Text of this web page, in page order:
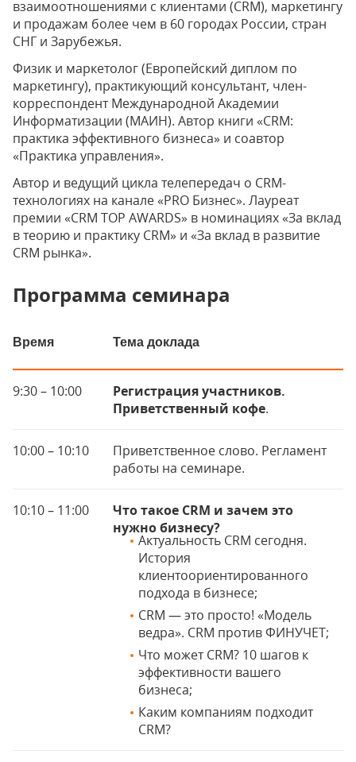
взаимоотношениями с клиентами (CRM), маркетингу
и продажам более чем в 60 городах России, стран
СНГ и Зарубежья.
Физик и маркетолог (Европейский диплом по
маркетингу), практикующий консультант, член-
корреспондент Международной Академии
Информатизации (МАИН). Автор книги «CRM:
практика эффективного бизнеса» и соавтор
«Практика управления».
Автор и ведущий цикла телепередач о CRM-
технологиях на канале «PRO Бизнес». Лауреат
премии «CRM TOP AWARDS» в номинациях «За вклад
в теорию и практику CRM» и «За вклад в развитие
CRM рынка».
Программа семинара
Время Тема доклада
9:30 – 10:00
Регистрация участников.
Приветственный кофе.
10:00 – 10:10
Приветственное слово. Регламент
работы на семинаре.
10:10 – 11:00
Что такое CRM и зачем это
нужно бизнесу?
Актуальность CRM сегодня.
История
клиентоориентированного
подхода в бизнесе;
CRM — это просто! «Модель
ведра». CRM против ФИНУЧЕТ;
Что может CRM? 10 шагов к
эффективности вашего
бизнеса;
Каким компаниям подходит
CRM?